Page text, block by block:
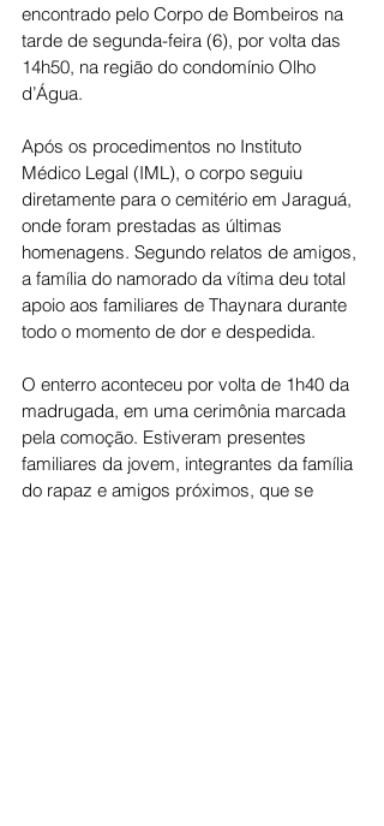
encontrado pelo Corpo de Bombeiros na
tarde de segunda-feira (6), por volta das
14h50, na região do condomínio Olho
d’Água.
Após os procedimentos no Instituto
Médico Legal (IML), o corpo seguiu
diretamente para o cemitério em Jaraguá,
onde foram prestadas as últimas
homenagens. Segundo relatos de amigos,
a família do namorado da vítima deu total
apoio aos familiares de Thaynara durante
todo o momento de dor e despedida.
O enterro aconteceu por volta de 1h40 da
madrugada, em uma cerimônia marcada
pela comoção. Estiveram presentes
familiares da jovem, integrantes da família
do rapaz e amigos próximos, que se